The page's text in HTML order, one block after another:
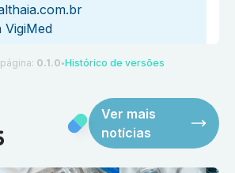
VigiMed
0.1.0 ●Histórico de versões
Ver mais
notícias